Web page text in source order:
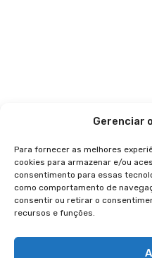
Gerenciar
Para fornecer as melhores
cookies para armazenar e/ou
consentimento para essas
como comportamento de
consentir ou retirar o
recursos e funções.